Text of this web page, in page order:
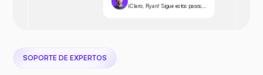
¡Claro, Ryan! Sigue estos pasos...
SOPORTE DE EXPERTOS